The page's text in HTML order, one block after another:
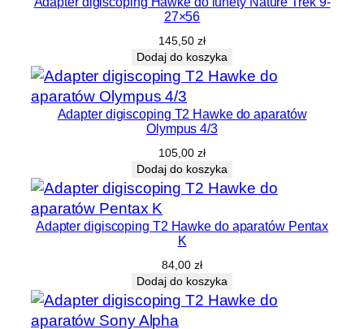
27×56
145,50 zł
Dodaj do koszyka
Adapter digiscoping T2 Hawke do aparatów
Olympus 4/3
105,00 zł
Dodaj do koszyka
Adapter digiscoping T2 Hawke do aparatów Pentax
K
84,00 zł
Dodaj do koszyka